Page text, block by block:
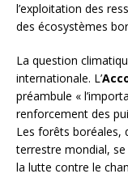
l’exploitation des
des écosystèmes
La question
internationale. L’
préambule «
renforcement des
Les forêts boréales,
terrestre mondial,
la lutte contre le